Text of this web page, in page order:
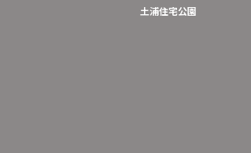
土浦住宅公園